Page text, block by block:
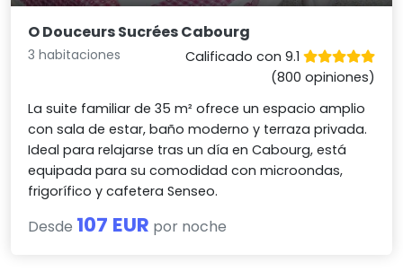
O Douceurs Sucrées Cabourg
3 habitaciones
Calificado con 9.1
(800 opiniones)
La suite familiar de 35 m² ofrece un espacio amplio
con sala de estar, baño moderno y terraza privada.
Ideal para relajarse tras un día en Cabourg, está
equipada para su comodidad con microondas,
frigorífico y cafetera Senseo.
Desde 107 EUR por noche